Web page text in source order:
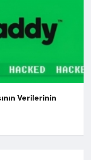
Verilerinin